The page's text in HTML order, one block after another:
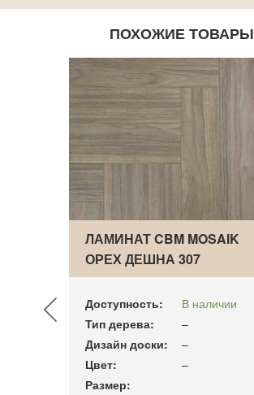
ПОХОЖИЕ ТОВАРЫ
ЛАМИНАТ CBM MOSAIK
ОРЕХ ДЕШНА 307
ВЕНГЕРСК…
Доступность:
В наличии
Тип дерева:
–
Дизайн доски:
–
Цвет:
–
Размер: